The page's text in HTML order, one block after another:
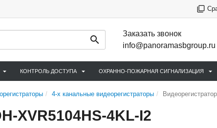
Заказать звонок
info@panoramasbgroup.ru
КОНТРОЛЬ ДОСТУПА ОХРАННО-ПОЖАРНАЯ СИГНАЛИЗАЦИЯ
4-х канальные видеорегистраторы
XVR5104HS-4KL-I2